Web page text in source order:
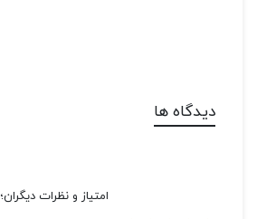
دیدگاه ها
امتیاز و نظرات دیگران؛